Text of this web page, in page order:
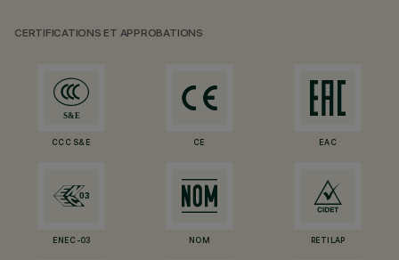
CERTIFICATIONS ET APPROBATIONS
CCC S&E CE EAC
ENEC-03 NOM RETILAP